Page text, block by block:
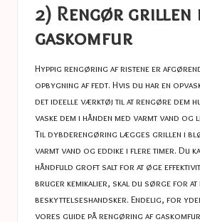
2) Rengør grillen
gaskomfur
Hyppig rengøring af ristene er
opbygning af fedt. Hvis du har en
det ideelle værktøj til at rengøre dem
vaske dem i hånden med varmt vand og
Til dybderengøring lægges grillen i
varmt vand og eddike i flere timer. Du
håndfuld groft salt for at øge
bruger kemikalier, skal du sørge for at
beskyttelseshandsker. Endelig, for
vores guide pårengøring af